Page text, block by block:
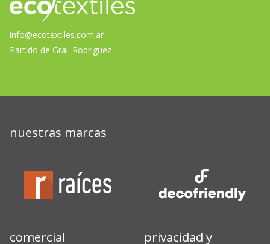
info@ecotextiles.com.ar
Partido de Gral. Rodriguez
nuestras marcas
comercial
privacidad y